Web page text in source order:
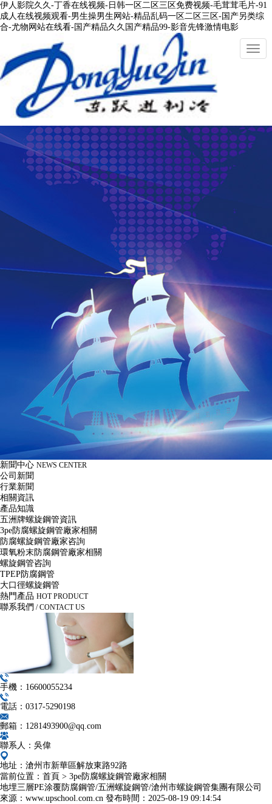
伊人影院久久-丁香在线视频-日韩一区二区三区免费视频-毛茸茸毛片-91
成人在线视频观看-男生操男生网站-精品乱码一区二区三区-国产另类综
合-尤物网站在线看-国产精品久久国产精品99-影音先锋激情电影
切
換
新聞中心 NEWS CENTER
公司新聞
行業新聞
相關資訊
產品知識
五洲牌螺旋鋼管資訊
3pe防腐螺旋鋼管廠家相關
防腐螺旋鋼管廠家咨詢
環氧粉末防腐鋼管廠家相關
螺旋鋼管咨詢
TPEP防腐鋼管
大口徑螺旋鋼管
熱門產品 HOT PRODUCT
聯系我們 / CONTACT US
手機：16600055234
電話：0317-5290198
郵箱：1281493900@qq.com
聯系人：吳偉
地址：滄州市新華區解放東路92路
當前位置： 首頁 > 3pe防腐螺旋鋼管廠家相關
地埋三層PE涂覆防腐鋼管/五洲螺旋鋼管/滄州市螺旋鋼管集團有限公司
來源：www.upschool.com.cn 發布時間： 2025-08-19 09:14:54